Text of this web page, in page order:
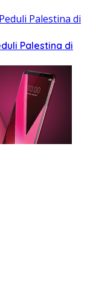
Palestina di